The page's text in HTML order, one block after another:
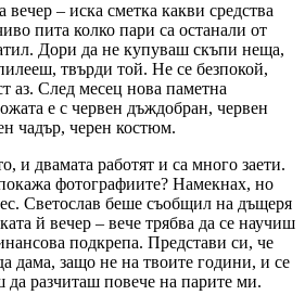
– иска сметка какви средства
пита колко пари са останали от
Дори да не купуваш скъпи неща,
твърди той. Не се безпокой,
аз. След месец нова паметна
е с червен дъждобран, червен
чадър, черен костюм.
и двамата работят и са много заети.
фотографиите? Намекнах, но
Светослав беше съобщил на дъщеря
й вечер – вече трябва да се научиш
подкрепа. Представи си, че
дама, защо не на твоите години, и се
разчиташ повече на парите ми.